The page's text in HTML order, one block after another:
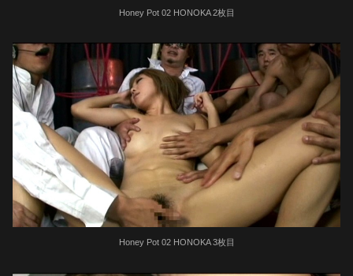
Honey Pot 02 HONOKA 2枚目
Honey Pot 02 HONOKA 3枚目